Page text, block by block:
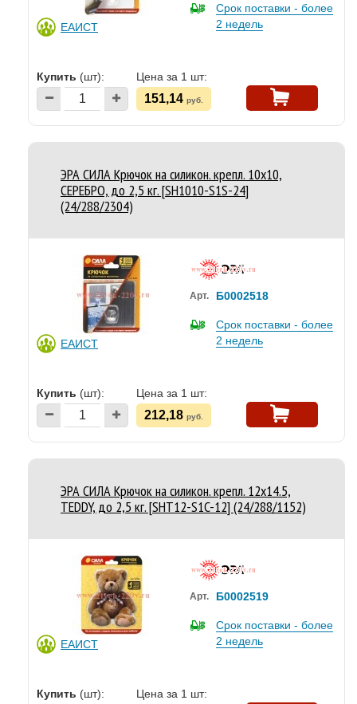
ЕАИСТ
Срок поставки - более
2 недель
Купить (шт): Цена за 1 шт:
151,14 руб.
ЭРА СИЛА Крючок на силикон. крепл. 10х10,
СЕРЕБРО, до 2,5 кг. [SH1010-S1S-24]
(24/288/2304)
ЕАИСТ
Арт. Б0002518
Срок поставки - более
2 недель
Купить (шт): Цена за 1 шт:
212,18 руб.
ЭРА СИЛА Крючок на силикон. крепл. 12х14.5,
TEDDY, до 2,5 кг. [SHT12-S1C-12] (24/288/1152)
ЕАИСТ
Арт. Б0002519
Срок поставки - более
2 недель
Купить (шт): Цена за 1 шт: